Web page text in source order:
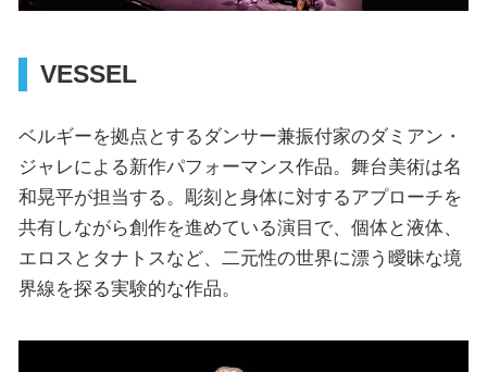
VESSEL
ベルギーを拠点とするダンサー兼振付家のダミアン・
ジャレによる新作パフォーマンス作品。舞台美術は名
和晃平が担当する。彫刻と身体に対するアプローチを
共有しながら創作を進めている演目で、個体と液体、
エロスとタナトスなど、二元性の世界に漂う曖昧な境
界線を探る実験的な作品。